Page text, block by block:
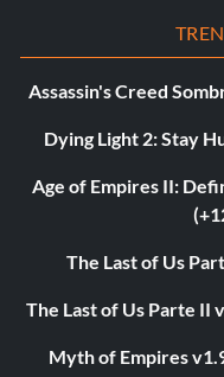
Assassin's Creed
Dying Light 2: Stay
Age of Empires II:
The Last of Us
The Last of Us Parte II
Myth of Empires